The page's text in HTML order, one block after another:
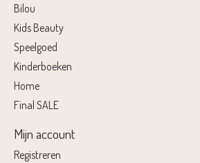
Bilou
Kids Beauty
Speelgoed
Kinderboeken
Home
Final SALE
Mijn account
Registreren